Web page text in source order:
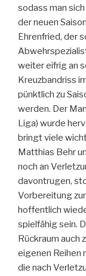
sodass man
der neuen
Ehrenfried, der
weiter eifrig an
Kreuzbandriss
pünktlich zu
werden. Der
Liga) wurde
bringt viele
Matthias Behr
noch an
davontrugen,
Vorbereitung
hoffentlich
spielfähig sein.
Rückraum auch
eigenen Reihen
die nach